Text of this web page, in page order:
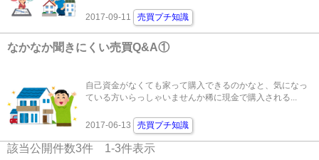
2017-09-11 売買プチ知識
なかなか聞きにくい売買Q&A①
自己資金がなくても家って購入できるのかなと、気になっ
ている方いらっしゃいませんか稀に現金で購入される...
2017-06-13 売買プチ知識
該当公開件数3件 1-3件表示